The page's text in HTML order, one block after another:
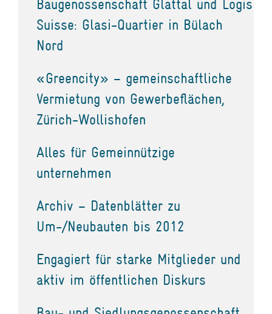
Baugenossenschaft Glattal und Logis
Suisse: Glasi-Quartier in Bülach
Nord
«Greencity» – gemeinschaftliche
Vermietung von Gewerbeflächen,
Zürich-Wollishofen
Alles für Gemeinnützige
unternehmen
Archiv – Datenblätter zu
Um-/Neubauten bis 2012
Engagiert für starke Mitglieder und
aktiv im öffentlichen Diskurs